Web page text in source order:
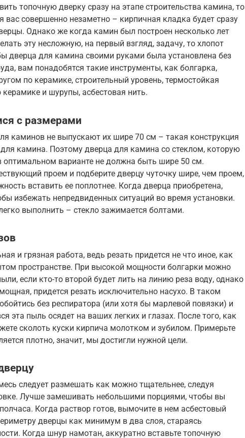
топочную дверку сразу на этапе строительства камина, то
вас совершенно незаметно – кирпичная кладка будет сразу
Однако же когда камин был построен несколько лет
эту несложную, на первый взгляд, задачу, то хлопот
дверца для камина своими руками была установлена без
вам понадобятся такие инструменты, как болгарка,
по керамике, строительный уровень, термостойкая
и шурупы, асбестовая нить.
с размерами
каминов не выпускают их шире 70 см – такая конструкция
камина. Поэтому дверца для камина со стеклом, которую
оптимальном варианте не должна быть шире 50 см.
проем и подберите дверцу чуточку шире, чем проем,
вставить ее поплотнее. Когда дверца приобретена,
избежать непредвиденных ситуаций во время установки.
выполнить – стекло зажимается болтами.
и грязная работа, ведь резать придется не что иное, как
пространстве. При высокой мощности болгарки можно
если кто-то второй будет лить на линию реза воду, однако
придется резать исключительно насухо. В таком
без респиратора (или хотя бы марлевой повязки) и
эта пыль осядет на ваших легких и глазах. После того, как
сколоть куски кирпича молотком и зубилом. Примерьте
плотно, значит, мы достигли нужной цели.
следует размешать как можно тщательнее, следуя
Лучше замешивать небольшими порциями, чтобы вы
Когда раствор готов, вымочите в нем асбестовый
дверцы как минимум в два слоя, стараясь
Когда шнур намотан, аккуратно вставьте топочную